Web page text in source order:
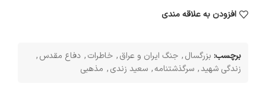
افزودن به علاقه مندی
برچسب: بزرگسال, جنگ ایران و عراق, خاطرات, دفاع مقدس,
زندگی شهید, سرگذشتنامه, سعید زندی, مذهبی